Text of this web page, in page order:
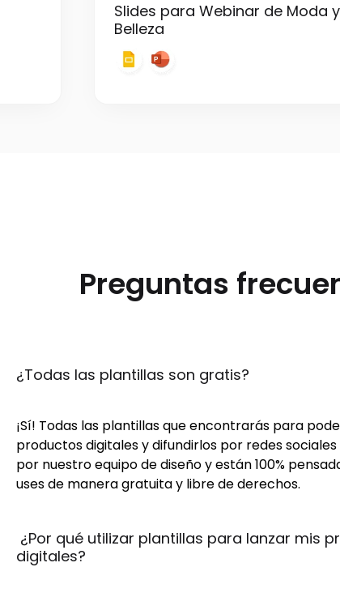
Slides para Webinar de Moda y
Belleza
Preguntas
¿Todas las plantillas son gratis?
¡Sí! Todas las plantillas que encontrarás para
productos digitales y difundirlos por redes
por nuestro equipo de diseño y están 100%
uses de manera gratuita y libre de derechos.
¿Por qué utilizar plantillas para lanzar mis
digitales?